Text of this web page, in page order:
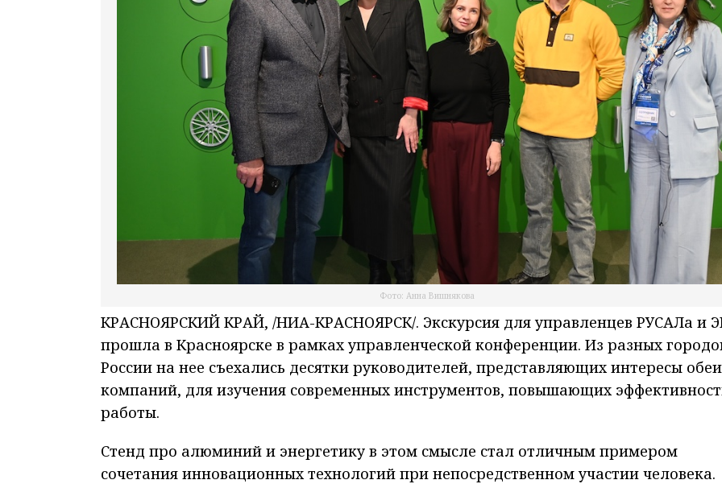
Фото: Анна Вишнякова
КРАСНОЯРСКИЙ КРАЙ, /НИА-КРАСНОЯРСК/. Экскурсия для управленцев РУСАЛа и
прошла в Красноярске в рамках управленческой конференции. Из разных
России на нее съехались десятки руководителей, представляющих интересы
компаний, для изучения современных инструментов, повышающих
работы.
Стенд про алюминий и энергетику в этом смысле стал отличным примером
сочетания инновационных технологий при непосредственном участии человека.